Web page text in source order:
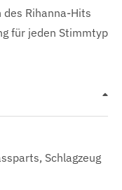
Rihanna-Hits
für jeden Stimmtyp
Schlagzeug